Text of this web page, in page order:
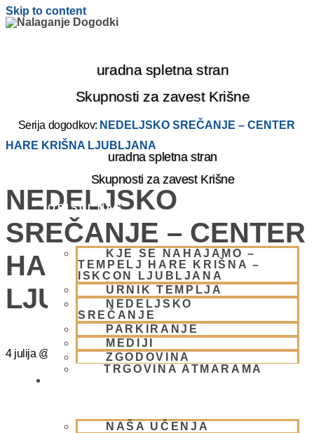
Skip to content
uradna spletna stran
Skupnosti za zavest Krišne
uradna spletna stran
Skupnosti za zavest Krišne
OBIŠČI NAS
KJE SE NAHAJAMO –
TEMPELJ HARE KRIŠNA –
ISKCON LJUBLJANA
URNIK TEMPLJA
NEDELJSKO
SREČANJE
PARKIRANJE
MEDIJI
ZGODOVINA
TRGOVINA ATMARAMA
NAŠA UČENJA
Serija dogodkov: NEDELJSKO SREČANJE – CENTER
HARE KRIŠNA LJUBLJANA
NEDELJSKO
SREČANJE – CENTER
HARE KRIŠNA
LJUBLJANA
4 julija @ 15:00 -20:00